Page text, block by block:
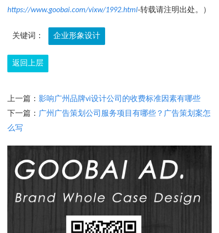
https://www.goobai.com/vixw/1992.html-转载请注明出处。）
关键词： 企业形象设计
返回上层
上一篇： 影响广州品牌vi设计公司的收费标准因素有哪些
下一篇： 广州广告策划公司服务项目有哪些？广告策划案怎
么写